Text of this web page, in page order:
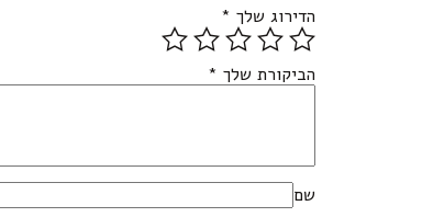
הדירוג שלך *
הביקורת שלך *
שם